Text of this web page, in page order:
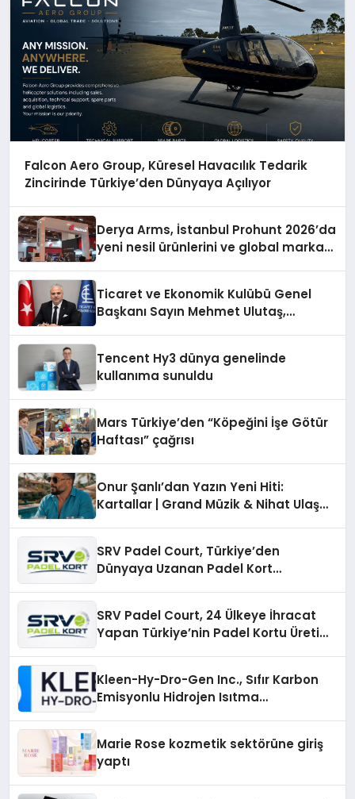
Falcon Aero Group, Küresel Havacılık Tedarik
Zincirinde Türkiye’den Dünyaya Açılıyor
Derya Arms, İstanbul Prohunt 2026’da
yeni nesil ürünlerini ve global marka
Ticaret ve Ekonomik Kulübü Genel
Başkanı Sayın Mehmet Ulutaş,
Tencent Hy3 dünya genelinde
kullanıma sunuldu
Mars Türkiye’den “Köpeğini İşe Götür
Haftası” çağrısı
Onur Şanlı’dan Yazın Yeni Hiti:
Kartallar | Grand Müzik & Nihat Ulaş
SRV Padel Court, Türkiye’den
Dünyaya Uzanan Padel Kort
SRV Padel Court, 24 Ülkeye İhracat
Yapan Türkiye’nin Padel Kortu Üretim
Kleen-Hy-Dro-Gen Inc., Sıfır Karbon
Emisyonlu Hidrojen Isıtma
Marie Rose kozmetik sektörüne giriş
yaptı